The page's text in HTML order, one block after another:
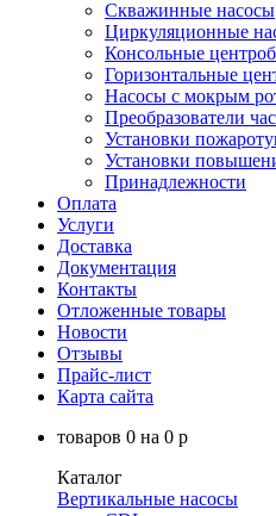
Скважинные насосы
Циркуляционные
Консольные
Горизонтальные
Насосы с мокрым
Преобразователи
Установки
Установки
Принадлежности
Оплата
Услуги
Доставка
Документация
Контакты
Отложенные товары
Новости
Отзывы
Прайс-лист
Карта сайта
товаров 0 на 0 p
Каталог
Вертикальные насосы